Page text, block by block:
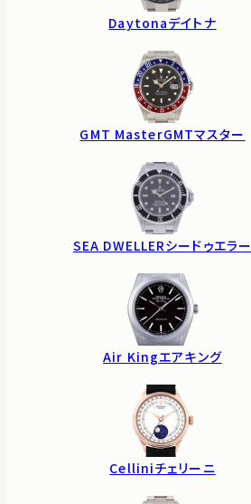
Daytonaデイトナ
GMT MasterGMTマスター
SEA DWELLERシードゥエラー
Air Kingエアキング
Celliniチェリーニ